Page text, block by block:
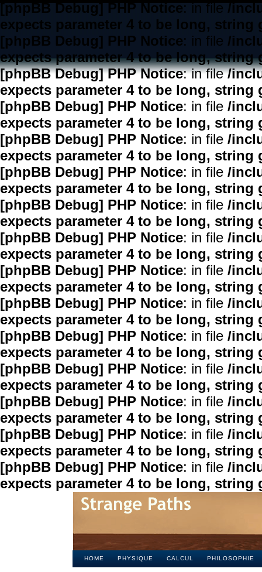
[phpBB Debug] PHP Notice: in file/
expects parameter 4 to be long, string
[phpBB Debug] PHP Notice: in file /
expects parameter 4 to be long, string
[phpBB Debug] PHP Notice: in file/
expects parameter 4 to be long, string
[phpBB Debug] PHP Notice: in file /
expects parameter 4 to be long, string
[phpBB Debug] PHP Notice: in file /
expects parameter 4 to be long, string
[phpBB Debug] PHP Notice: in file /
expects parameter 4 to be long, string
[phpBB Debug] PHP Notice: in file /
expects parameter 4 to be long, string
[phpBB Debug] PHP Notice: in file /
expects parameter 4 to be long, string
[phpBB Debug] PHP Notice: in file /
expects parameter 4 to be long, string
[phpBB Debug] PHP Notice: in file /
expects parameter 4 to be long, string
[phpBB Debug] PHP Notice: in file /
expects parameter 4 to be long, string
[phpBB Debug] PHP Notice: in file /
expects parameter 4 to be long, string
[phpBB Debug] PHP Notice: in file /
expects parameter 4 to be long, string
[phpBB Debug] PHP Notice: in file /
expects parameter 4 to be long, string
[phpBB Debug] PHP Notice: in file /
expects parameter 4 to be long, string
HOME PHYSIQUE CALCUL PHILOSOPHIE